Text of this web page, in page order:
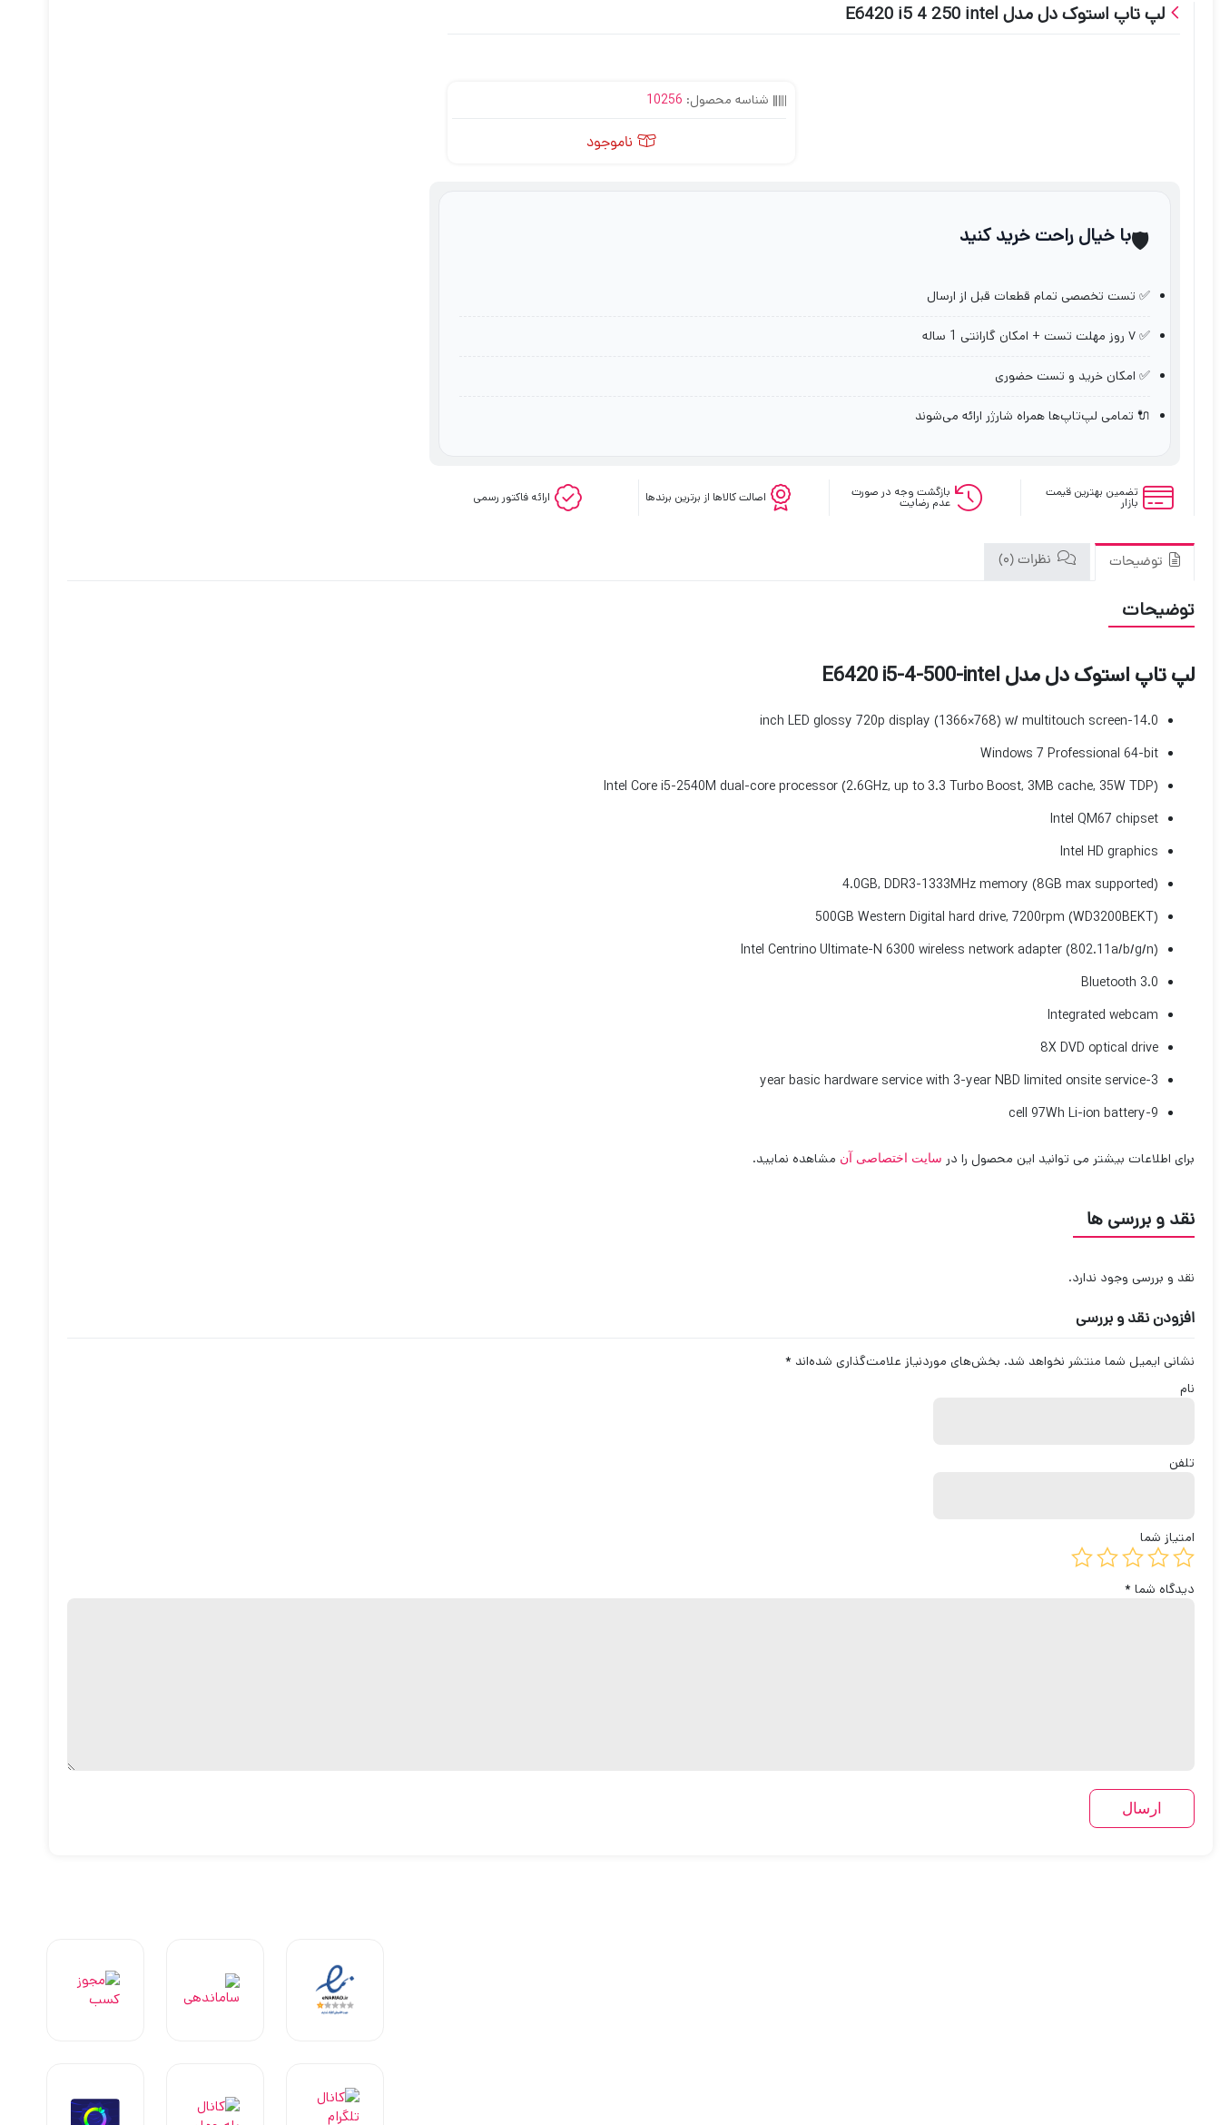
لپ تاپ استوک دل مدل E6420 i5 4 250 intel
شناسه محصول: 10256
ناموجود
🛡️با خیال راحت خرید کنید
✅ تست تخصصی تمام قطعات قبل از ارسال
✅ ۷ روز مهلت تست + امکان گارانتی 1 ساله
✅ امکان خرید و تست حضوری
🔌 تمامی لپ‌تاپ‌ها همراه شارژر ارائه می‌شوند
تضمین بهترین قیمت
بازار
بازگشت وجه در صورت
عدم رضایت اصالت کالاها از برترین برندها ارائه فاکتور رسمی
توضیحات نظرات (0)
توضیحات
لپ تاپ استوک دل مدل E6420 i5-4-500-intel
14.0-inch LED glossy 720p display (1366×768) w/ multitouch screen
Windows 7 Professional 64-bit
Intel Core i5-2540M dual-core processor (2.6GHz, up to 3.3 Turbo Boost, 3MB cache, 35W TDP)
Intel QM67 chipset
Intel HD graphics
4.0GB, DDR3-1333MHz memory (8GB max supported)
500GB Western Digital hard drive, 7200rpm (WD3200BEKT)
Intel Centrino Ultimate-N 6300 wireless network adapter (802.11a/b/g/n)
Bluetooth 3.0
Integrated webcam
8X DVD optical drive
3-year basic hardware service with 3-year NBD limited onsite service
9-cell 97Wh Li-ion battery
برای اطلاعات بیشتر می توانید این محصول را در سایت اختصاصی آن مشاهده نمایید.
نقد و بررسی ها
نقد و بررسی وجود ندارد.
افزودن نقد و بررسی
نشانی ایمیل شما منتشر نخواهد شد. بخش‌های موردنیاز علامت‌گذاری شده‌اند *
نام
تلفن
امتیاز شما
دیدگاه شما *